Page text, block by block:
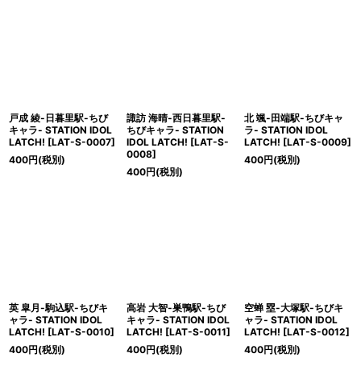
戸成 綾-日暮里駅-ちび
キャラ- STATION IDOL
LATCH! [LAT-S-0007]
400円(税別)
諏訪 海晴-西日暮里駅-
ちびキャラ- STATION
IDOL LATCH! [LAT-S-
0008]
400円(税別)
北 颯-田端駅-ちびキャ
ラ- STATION IDOL
LATCH! [LAT-S-0009]
400円(税別)
英 皐月-駒込駅-ちびキ
ャラ- STATION IDOL
LATCH! [LAT-S-0010]
400円(税別)
高岩 大智-巣鴨駅-ちび
キャラ- STATION IDOL
LATCH! [LAT-S-0011]
400円(税別)
空蝉 塁-大塚駅-ちびキ
ャラ- STATION IDOL
LATCH! [LAT-S-0012]
400円(税別)